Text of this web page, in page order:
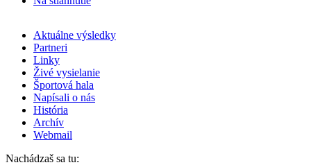
Aktuálne výsledky
Partneri
Linky
Živé vysielanie
Športová hala
Napísali o nás
História
Archív
Webmail
Nachádzaš sa tu: